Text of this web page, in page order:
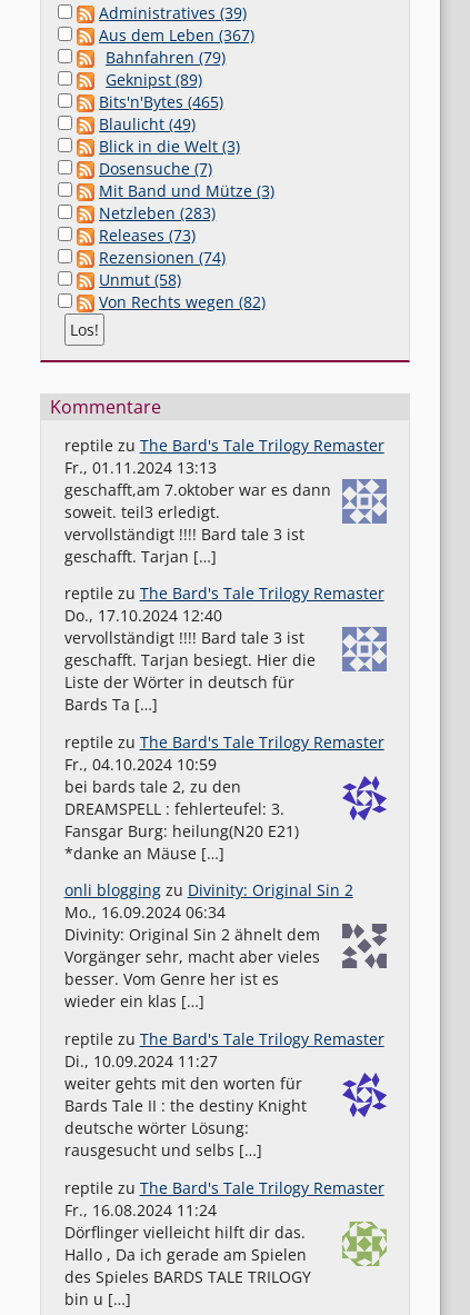
Administratives (39)
Aus dem Leben (367)
Bahnfahren (79)
Geknipst (89)
Bits'n'Bytes (465)
Blaulicht (49)
Blick in die Welt (3)
Dosensuche (7)
Mit Band und Mütze (3)
Netzleben (283)
Releases (73)
Rezensionen (74)
Unmut (58)
Von Rechts wegen (82)
Kommentare
reptilezu The Bard's Tale Trilogy Remaster
Fr., 01.11.2024 13:13
geschafft,am 7.oktober war es dann
soweit. teil3 erledigt.
vervollständigt !!!! Bard tale 3 ist
geschafft. Tarjan […]
reptilezu The Bard's Tale Trilogy Remaster
Do., 17.10.2024 12:40
vervollständigt !!!! Bard tale 3 ist
geschafft. Tarjan besiegt. Hier die
Liste der Wörter in deutsch für
Bards Ta […]
reptilezu The Bard's Tale Trilogy Remaster
Fr., 04.10.2024 10:59
bei bards tale 2, zu den
DREAMSPELL : fehlerteufel: 3.
Fansgar Burg: heilung(N20 E21)
*danke an Mäuse […]
onli bloggingzu Divinity: Original Sin 2
Mo., 16.09.2024 06:34
Divinity: Original Sin 2 ähnelt dem
Vorgänger sehr, macht aber vieles
besser. Vom Genre her ist es
wieder ein klas […]
reptilezu The Bard's Tale Trilogy Remaster
Di., 10.09.2024 11:27
weiter gehts mit den worten für
Bards Tale II : the destiny Knight
deutsche wörter Lösung:
rausgesucht und selbs […]
reptilezu The Bard's Tale Trilogy Remaster
Fr., 16.08.2024 11:24
Dörflinger vielleicht hilft dir das.
Hallo , Da ich gerade am Spielen
des Spieles BARDS TALE TRILOGY
bin u […]